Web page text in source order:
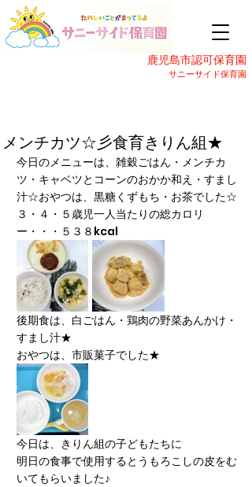
鹿児島市認可保育園
サニーサイド保育園
メンチカツ☆彡食育きりん組★
今日のメニューは、雑穀ごはん・メンチカ
ツ・キャベツとコーンのおかか和え・すまし
汁☆おやつは、黒糖くずもち・お茶でした☆
３・４・５歳児一人当たりの総カロリ
ー・・・５３８kcal
後期食は、白ごはん・鶏肉の野菜あんかけ・
すまし汁★
おやつは、市販菓子でした★
今日は、きりん組の子どもたちに
明日の食事で使用するとうもろこしの皮をむ
いてもらいました♪